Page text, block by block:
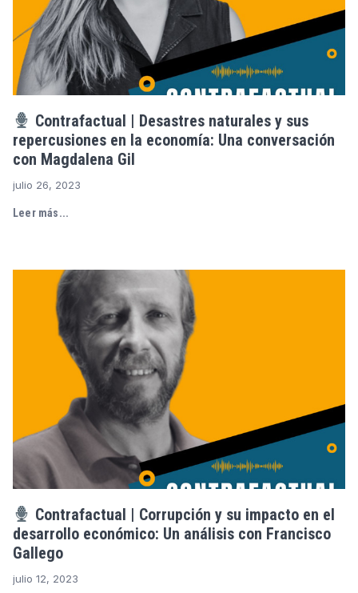
Contrafactual | Desastres naturales y sus
repercusiones en la economía: Una conversación
con Magdalena Gil
julio 26, 2023
Leer más...
Contrafactual | Corrupción y su impacto en el
desarrollo económico: Un análisis con Francisco
Gallego
julio 12, 2023